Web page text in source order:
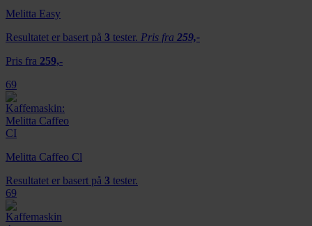
Melitta Easy
Resultatet er basert på 3 tester. Pris fra 259,-
Pris fra 259,-
69
Melitta Caffeo Cl
Resultatet er basert på 3 tester.
69